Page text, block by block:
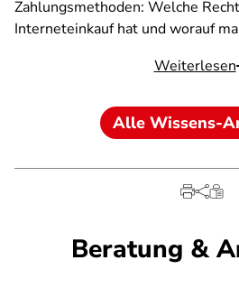
Zahlungsmethoden: Welche
Interneteinkauf hat und worauf
Weiterlesen
Alle Wissens-
Beratung &